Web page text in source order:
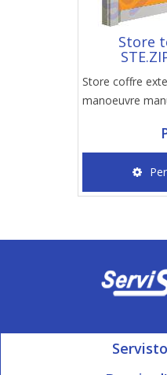
Store
Store coffre
manoeuvre